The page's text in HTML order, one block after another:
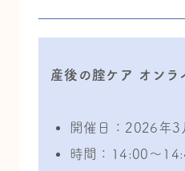
産後の腟ケア オンラ
開催日：2026年3
時間：14:00〜